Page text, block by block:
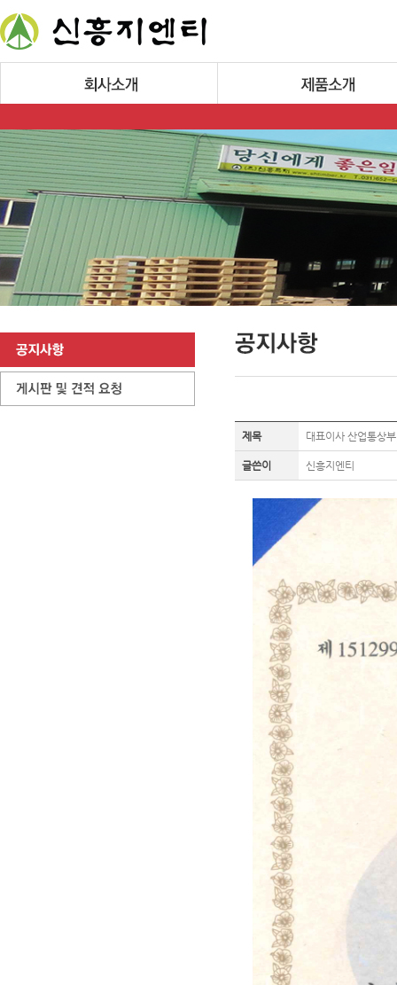
제목 대표이사 산업통상
글쓴이 신흥지엔티